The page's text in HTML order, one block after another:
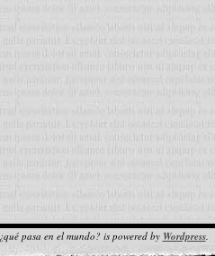
¿qué pasa en el mundo? is powered by Wordpress.